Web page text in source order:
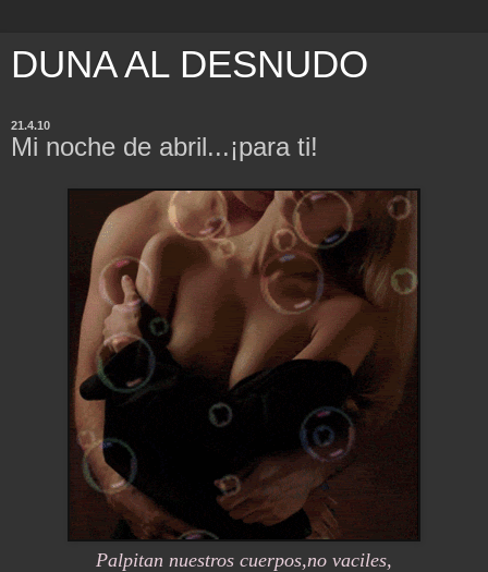
DUNA AL DESNUDO
21.4.10
Mi noche de abril...¡para ti!
Palpitan nuestros cuerpos,no vaciles,